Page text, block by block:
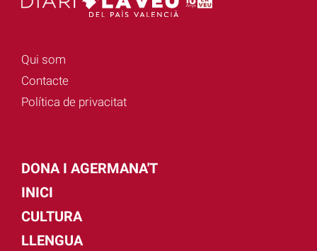
Qui som
Contacte
Política de privacitat
DONA I AGERMANA'T
INICI
CULTURA
LLENGUA